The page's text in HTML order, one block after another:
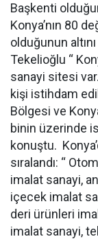
Başkenti
Konya’nın 80
olduğunun
Tekelioğlu “
sanayi sitesi
kişi istihdam
Bölgesi ve
binin üzerinde
konuştu.
sıralandı: “
imalat sanayi,
içecek imalat
deri ürünleri
imalat sanayi,